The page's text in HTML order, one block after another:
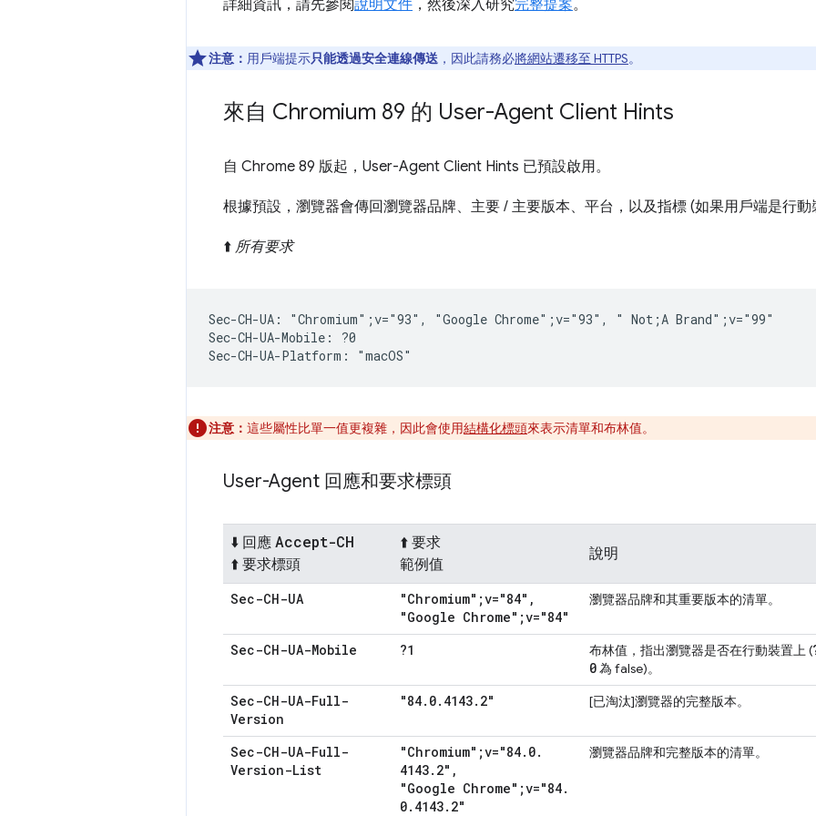
詳細資訊，請先參閱說明文件 ，然後深入研究完整提案。
注意： 用戶端提示只能透過安全連線傳送 ，因此請務必將網站遷移至 HTTPS。
來自 Chromium 89 的 User-Agent Client Hints
自 Chrome 89 版起，User-Agent Client Hints 已預設啟用。
根據預設，瀏覽器會傳回瀏覽器品牌、主要 / 主要版本、平台，以及指標 (如果用戶端是行動
⬆️ 所有要求
Sec-CH-UA: "Chromium";v="93", "Google Chrome";v="93", " Not;A Brand";v="99"
Sec-CH-UA-Mobile: ?0
注意： 這些屬性比單一值更複雜，因此會使用結構化標頭來表示清單和布林值。
User-Agent 回應和要求標頭
⬇️ 回應 Accept-CH
⬆️ 要求標頭
⬆️ 要求
範例值
說明
Sec-CH-UA "Chromium";v="84" ,
"Google Chrome";v="84"
瀏覽器品牌和其重要版本的清單。
Sec-CH-UA-Mobile ?1 布林值，指出瀏覽器是否在行動裝置上 (
0為 false)。
Sec-CH-UA-Full-
Version
"84. 0. 4143. 2" [已淘汰]瀏覽器的完整版本。
Sec-CH-UA-Full-
Version-List
"Chromium";v="84. 0.
4143. 2" ,
"Google Chrome";v="84.
0. 4143. 2"
瀏覽器品牌和完整版本的清單。